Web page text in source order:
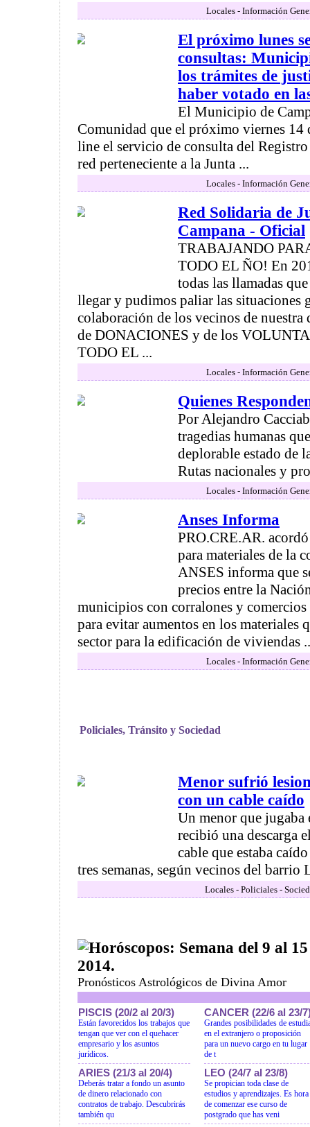
Locales - Información
El próximo lunes
consultas:
los trámites de
haber votado en
El Municipio de
Comunidad que el próximo viernes 14
line el servicio de consulta del
red perteneciente a la Junta ...
Locales - Información
Red Solidaria de
Campana - Oficial
TRABAJANDO
TODO EL ÑO! En
todas las llamadas
llegar y pudimos paliar las situaciones
colaboración de los vecinos de nuestra
de DONACIONES y de los
TODO EL ...
Locales - Información
Quienes
Por Alejandro
tragedias humanas
deplorable estado de
Rutas nacionales y
Locales - Información
Anses Informa
PRO.CRE.AR.
para materiales de la
ANSES informa que
precios entre la
municipios con corralones y
para evitar aumentos en los materiales
sector para la edificación de viviendas
Locales - Información
Policiales, Tránsito y Sociedad
Menor sufrió
con un cable caído
Un menor que jugaba
recibió una descarga
cable que estaba
tres semanas, según vecinos del barrio
Locales - Policiales -
Horóscopos: Semana del 9 al
2014.
Pronósticos Astrológicos de Divina Amor
PISCIS (20/2 al 20/3)
Están favorecidos los trabajos que
tengan que ver con el quehacer
empresario y los asuntos
jurídicos.
ARIES (21/3 al 20/4)
Deberás tratar a fondo un asunto
de dinero relacionado con
contratos de trabajo. Descubrirás
también qu
CANCER (22/6 al 23/
Grandes posibilidades de
en el extranjero o proposición
para un nuevo cargo en tu lugar
de t
LEO (24/7 al 23/8)
Se propician toda clase de
estudios y aprendizajes. Es hora
de comenzar ese curso de
postgrado que has veni